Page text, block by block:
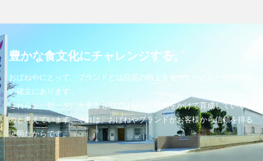
豊かな食文化にチャレンジする。
おばねやにとって、ブランドとは品質の向上をモットーとした信頼関係
の確立にあります 。
これらが一朝一夕に出来るものではなく、時間をかけて育成していくも
のと考えています。それは、おばねやブランドがお客様から信頼を得る
証明だからです。